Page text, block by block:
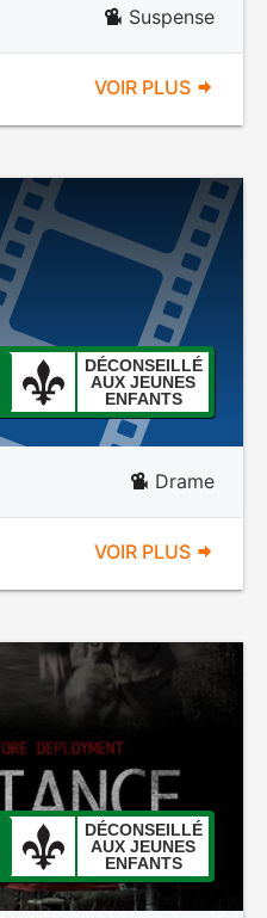
Suspense
VOIR PLUS
DÉCONSEILLÉ
AUX JEUNES
ENFANTS
Drame
VOIR PLUS
DÉCONSEILLÉ
AUX JEUNES
ENFANTS